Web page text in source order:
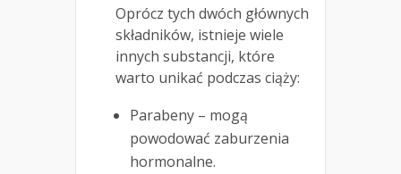
Oprócz tych dwóch głównych
składników, istnieje wiele
innych substancji, które
warto unikać podczas ciąży:
Parabeny – mogą
powodować zaburzenia
hormonalne.